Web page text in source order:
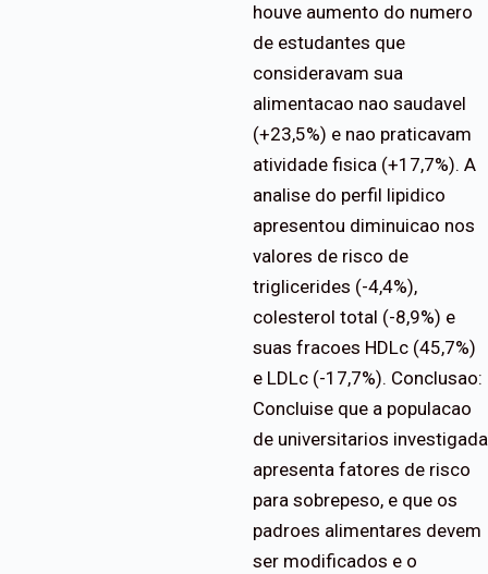
houve aumento do numero
de estudantes que
consideravam sua
alimentacao nao saudavel
(+23,5%) e nao praticavam
atividade fisica (+17,7%). A
analise do perfil lipidico
apresentou diminuicao nos
valores de risco de
triglicerides (-4,4%),
colesterol total (-8,9%) e
suas fracoes HDLc (45,7%)
e LDLc (-17,7%). Conclusao:
Concluise que a populacao
de universitarios investigada
apresenta fatores de risco
para sobrepeso, e que os
padroes alimentares devem
ser modificados e o